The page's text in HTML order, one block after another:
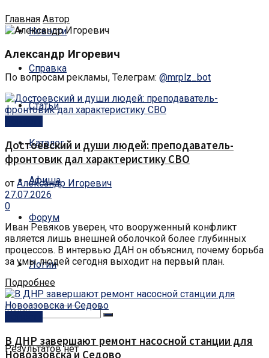
Новости
Справка
Статьи
Каталог
Афиша
Форум
Логин
Результатов нет
Главная Автор
Александр Игоревич
По вопросам рекламы, Телеграм: @mrplz_bot
Достоевский и души людей: преподаватель-
фронтовик дал характеристику СВО
от Александр Игоревич
27.07.2026
0
Иван Ревяков уверен, что вооруженный конфликт
является лишь внешней оболочкой более глубинных
процессов. В интервью ДАН он объяснил, почему борьба
за умы людей сегодня выходит на первый план.
Подробнее
В ДНР завершают ремонт насосной станции для
Новоазовска и Седово